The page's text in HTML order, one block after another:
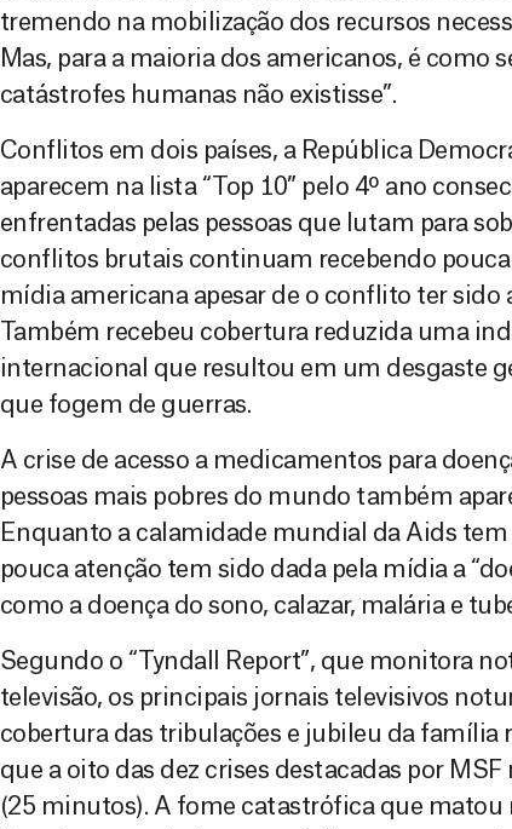
tremendo na mobilização dos recursos
Mas, para a maioria dos americanos, é como
catástrofes humanas não existisse”.
Conflitos em dois países, a República
aparecem na lista “Top 10” pelo 4º ano
enfrentadas pelas pessoas que lutam para
conflitos brutais continuam recebendo
mídia americana apesar de o conflito ter sido
Também recebeu cobertura reduzida uma
internacional que resultou em um desgaste
que fogem de guerras.
A crise de acesso a medicamentos para
pessoas mais pobres do mundo também
Enquanto a calamidade mundial da Aids
pouca atenção tem sido dada pela mídia a
como a doença do sono, calazar, malária e
Segundo o “Tyndall Report”, que monitora
televisão, os principais jornais televisivos
cobertura das tribulações e jubileu da família
que a oito das dez crises destacadas por MSF
(25 minutos). A fome catastrófica que matou